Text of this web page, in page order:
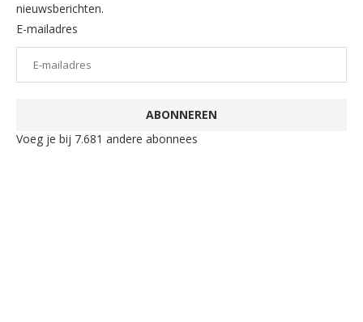
nieuwsberichten.
E-mailadres
ABONNEREN
Voeg je bij 7.681 andere abonnees